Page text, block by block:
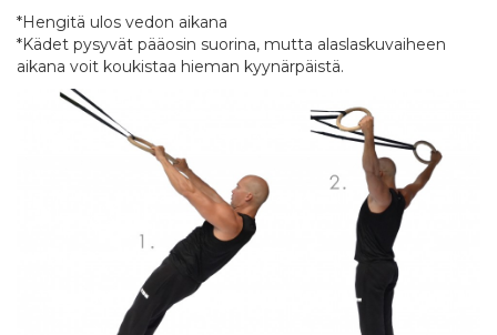
*Hengitä ulos vedon aikana
*Kädet pysyvät pääosin suorina, mutta alaslaskuvaiheen
aikana voit koukistaa hieman kyynärpäistä.